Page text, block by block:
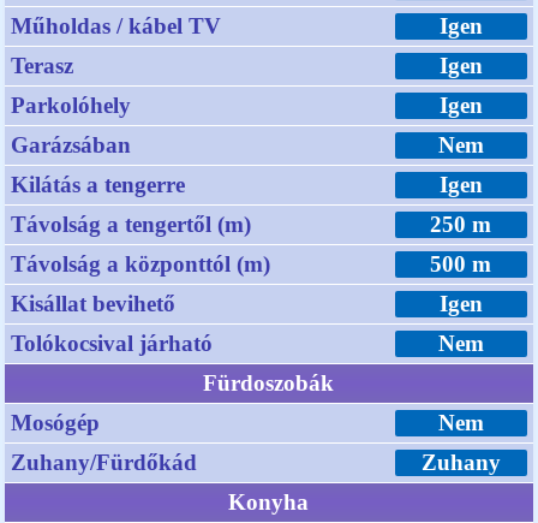
Műholdas / kábel TV
Igen
Terasz
Igen
Parkolóhely
Igen
Garázsában
Nem
Kilátás a tengerre
Igen
Távolság a tengertől (m)
250 m
Távolság a központtól (m)
500 m
Kisállat bevihető
Igen
Tolókocsival járható
Nem
Fürdoszobák
Mosógép
Nem
Zuhany/Fürdőkád
Zuhany
Konyha